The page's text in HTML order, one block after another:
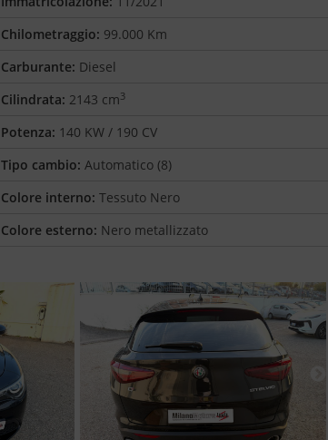
Chilometraggio: 99.000 Km
Carburante: Diesel
Cilindrata: 2143 cm3
Potenza: 140 KW / 190 CV
Tipo cambio: Automatico (8)
Colore interno: Tessuto Nero
Colore esterno: Nero metallizzato